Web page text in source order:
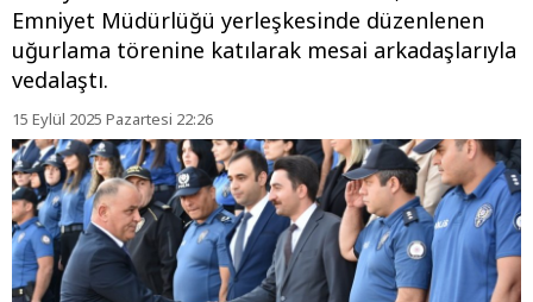
Emniyet Müdürlüğü yerleşkesinde düzenlenen
uğurlama törenine katılarak mesai arkadaşlarıyla
vedalaştı.
15 Eylül 2025 Pazartesi 22:26